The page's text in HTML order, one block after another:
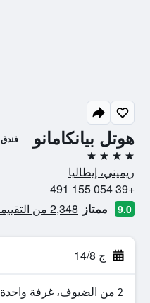
هوتل بيانكامانو فندق
4 نجوم
ريميني، إيطاليا
+39 054 155 491
9.0 ممتاز 2,348 من التقييمات تم التحقق منها
ج 14/8
2 من الضيوف، غرفة واحدة